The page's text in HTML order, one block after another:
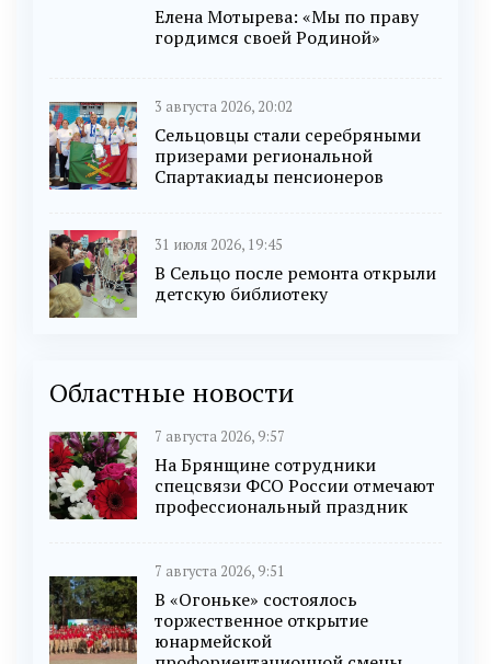
Елена Мотырева: «Мы по праву
гордимся своей Родиной»
3 августа 2026, 20:02
Сельцовцы стали серебряными
призерами региональной
Спартакиады пенсионеров
31 июля 2026, 19:45
В Сельцо после ремонта открыли
детскую библиотеку
Областные новости
7 августа 2026, 9:57
На Брянщине сотрудники
спецсвязи ФСО России отмечают
профессиональный праздник
7 августа 2026, 9:51
В «Огоньке» состоялось
торжественное открытие
юнармейской